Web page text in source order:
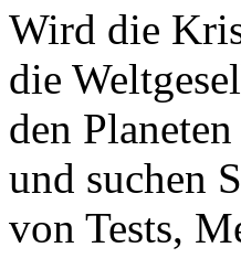
Wird die
die
den
und suchen
von Tests,